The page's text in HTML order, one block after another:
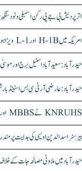
اتر پردیش بی جے پی رکن اسمبلی ونود
امریکہ میں H-1B اور L-1 ویزا ہولڈرز کے لیے بڑی راحت، اب ملک چھوڑے بغیر ویزا تجدید ممکن
حیدرآباد: سعیدآباد اسٹیل برج اور
حیدرآباد: عارضی آر ٹی سی بس اسٹینڈ
KNRUHS نے MBBS اور BDS داخلوں کا نوٹیفکیشن جاری کر دیا
بیرسٹر اسدالدین اویسی کی ہدایت پر
حیدرآباد میں ملاوٹی مصالحہ جات کے خلاف بڑا کریک ڈاؤن، 25